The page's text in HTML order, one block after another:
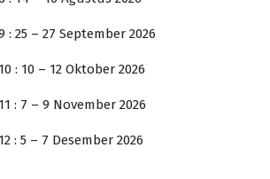
: 25 – 27 September 2026
: 10 – 12 Oktober 2026
: 7 – 9 November 2026
: 5 – 7 Desember 2026